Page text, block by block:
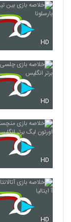
HD
HD
HD
HD